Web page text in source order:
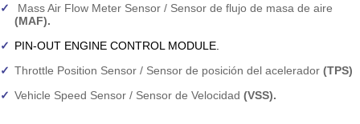
Mass Air Flow Meter Sensor / Sensor de flujo de masa de aire
(MAF).
PIN-OUT ENGINE CONTROL MODULE.
Throttle Position Sensor / Sensor de posición del acelerador (TPS)
Vehicle Speed Sensor / Sensor de Velocidad (VSS).